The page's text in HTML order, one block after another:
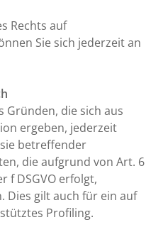
Rechts auf
Sie sich jederzeit an
Gründen, die sich aus
ergeben, jederzeit
betreffender
die aufgrund von Art. 6
f DSGVO erfolgt,
Dies gilt auch für ein auf
Profiling.